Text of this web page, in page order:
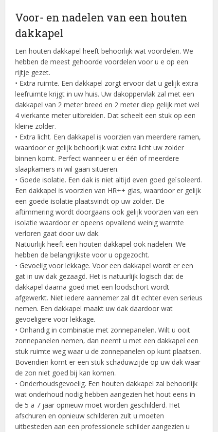
Voor- en nadelen van een houten
dakkapel
Een houten dakkapel heeft behoorlijk wat voordelen. We
hebben de meest gehoorde voordelen voor u e op een
rijtje gezet.
• Extra ruimte. Een dakkapel zorgt ervoor dat u gelijk extra
leefruimte krijgt in uw huis. Uw dakoppervlak zal met een
dakkapel van 2 meter breed en 2 meter diep gelijk met wel
4 vierkante meter uitbreiden. Dat scheelt een stuk op een
kleine zolder.
• Extra licht. Een dakkapel is voorzien van meerdere ramen,
waardoor er gelijk behoorlijk wat extra licht uw zolder
binnen komt. Perfect wanneer u er één of meerdere
slaapkamers in wil gaan situeren.
• Goede isolatie. Een dak is niet altijd even goed geïsoleerd.
Een dakkapel is voorzien van HR++ glas, waardoor er gelijk
een goede isolatie plaatsvindt op uw zolder. De
aftimmering wordt doorgaans ook gelijk voorzien van een
isolatie waardoor er opeens opvallend weinig warmte
verloren gaat door uw dak.
Natuurlijk heeft een houten dakkapel ook nadelen. We
hebben de belangrijkste voor u opgezocht.
• Gevoelig voor lekkage. Voor een dakkapel wordt er een
gat in uw dak gezaagd. Het is natuurlijk logisch dat de
dakkapel daarna goed met een loodschort wordt
afgewerkt. Niet iedere aannemer zal dit echter even serieus
nemen. Een dakkapel maakt uw dak daardoor wat
gevoeligere voor lekkage.
• Onhandig in combinatie met zonnepanelen. Wilt u ooit
zonnepanelen nemen, dan neemt u met een dakkapel een
stuk ruimte weg waar u de zonnepanelen op kunt plaatsen.
Bovendien komt er een stuk schaduwzijde op uw dak waar
de zon niet goed bij kan komen.
• Onderhoudsgevoelig. Een houten dakkapel zal behoorlijk
wat onderhoud nodig hebben aangezien het hout eens in
de 5 a 7 jaar opnieuw moet worden geschilderd. Het
afschuren en opnieuw schilderen zult u moeten
uitbesteden aan een professionele schilder aangezien u